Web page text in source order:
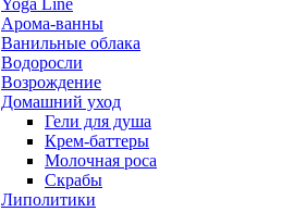
Yoga Line
Арома-ванны
Ванильные облака
Водоросли
Возрождение
Домашний уход
Гели для душа
Крем-баттеры
Молочная роса
Скрабы
Липолитики